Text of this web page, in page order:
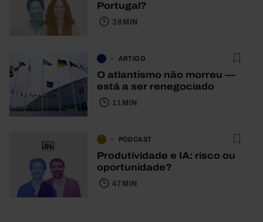
Portugal?
38 MIN
ARTIGO
O atlantismo não morreu —
está a ser renegociado
11 MIN
PODCAST
Produtividade e IA: risco ou
oportunidade?
47 MIN